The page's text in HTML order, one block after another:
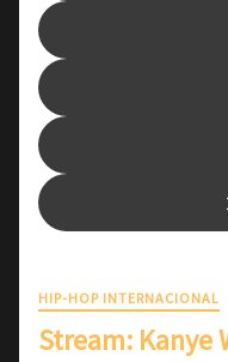
HIP-HOP INTERNACIONAL
Stream: Kanye